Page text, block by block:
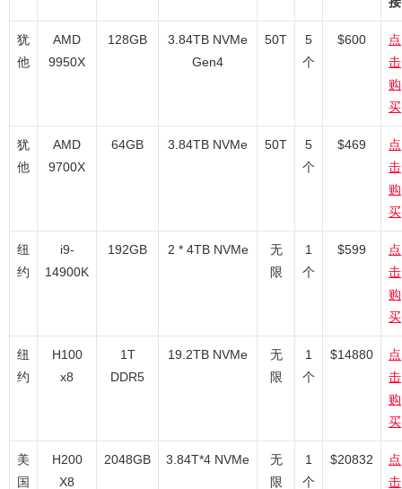
犹
他
AMD
9950X
128GB
3.84TB NVMe
Gen4
50T
5
个
$600
点
击
购
买
犹
他
AMD
9700X
64GB 3.84TB NVMe 50T
5
个
$469
点
击
购
买
纽
约
i9-
14900K
192GB 2 * 4TB NVMe
无
限
1
个
$599
点
击
购
买
纽
约
H100
x8
1T
DDR5
19.2TB NVMe
无
限
1
个
$14880
点
击
购
买
美
国
H200
X8
2048GB 3.84T*4 NVMe
无
限
1
个
$20832
点
击